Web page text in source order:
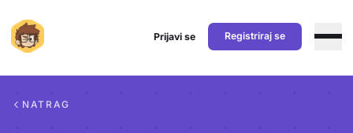
Prijavi se Registriraj se
NATRAG